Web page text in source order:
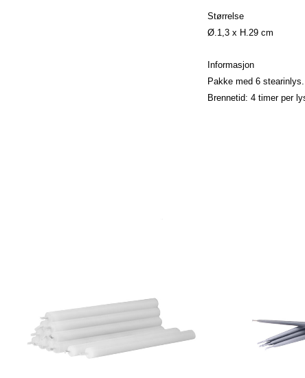
Størrelse
Ø.1,3 x H.29 cm
Informasjon
Pakke med 6 stearinlys.
Brennetid: 4 timer per